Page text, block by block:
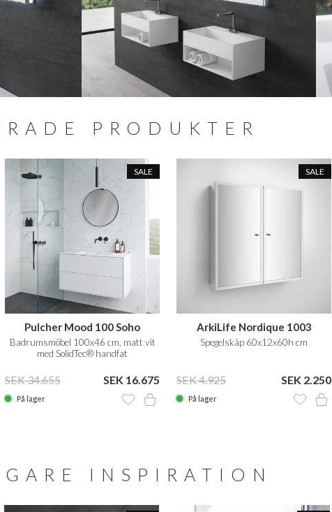
PRODUKTER
SALE
Pulcher Mood 100 Soho
Badrumsmöbel 100x46 cm, matt vit
med SolidTec® handfat
SEK 34.655 SEK 16.675
På lager
SALE
ArkiLife Nordique 1003
Spegelskåp 60x12x60h cm
SEK 4.925 SEK 2.250
På lager
INSPIRATION